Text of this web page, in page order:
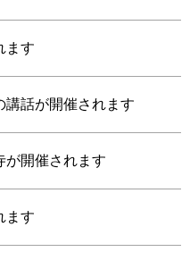
ます
講話が開催されます
が開催されます
ます